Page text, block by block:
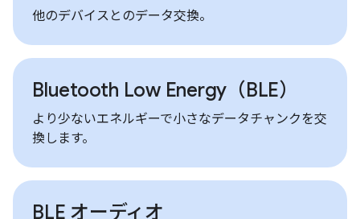
他のデバイスとのデータ交換。
Bluetooth Low Energy（BLE）
より少ないエネルギーで小さなデータチャンクを交
換します。
BLE オーディオ